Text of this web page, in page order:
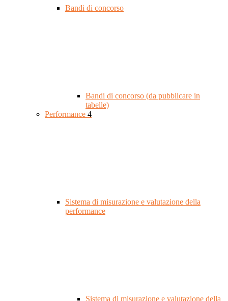
Bandi di concorso
Bandi di concorso (da pubblicare in
tabelle)
Performance 4
Sistema di misurazione e valutazione della
performance
Sistema di misurazione e valutazione della